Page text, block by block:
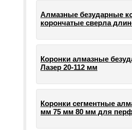
Алмазные безударные
корончатые сверла
Коронки алмазные
Лазер 20-112 мм
Коронки сегментные
мм 75 мм 80 мм для